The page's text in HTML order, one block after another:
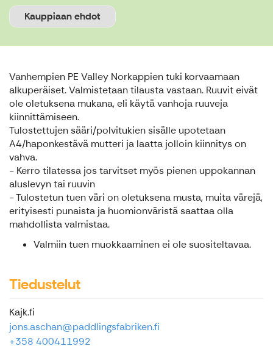
Kauppiaan ehdot
Vanhempien PE Valley Norkappien tuki korvaamaan
alkuperäiset. Valmistetaan tilausta vastaan. Ruuvit eivät
ole oletuksena mukana, eli käytä vanhoja ruuveja
kiinnittämiseen.
Tulostettujen sääri/polvitukien sisälle upotetaan
A4/haponkestävä mutteri ja laatta jolloin kiinnitys on
vahva.
- Kerro tilatessa jos tarvitset myös pienen uppokannan
aluslevyn tai ruuvin
- Tulostetun tuen väri on oletuksena musta, muita värejä,
erityisesti punaista ja huomionväristä saattaa olla
mahdollista valmistaa.
Valmiin tuen muokkaaminen ei ole suositeltavaa.
Tiedustelut
Kajk.fi
jons.aschan@paddlingsfabriken.fi
+358 400411992